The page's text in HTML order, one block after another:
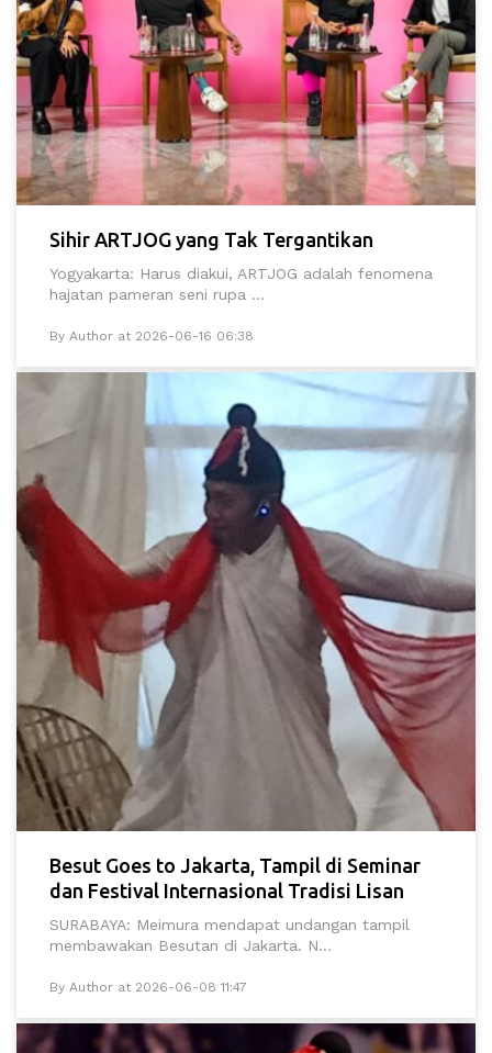
Sihir ARTJOG yang Tak Tergantikan
Yogyakarta: Harus diakui, ARTJOG adalah fenomena
hajatan pameran seni rupa ...
By Author at 2026-06-16 06:38
Besut Goes to Jakarta, Tampil di Seminar
dan Festival Internasional Tradisi Lisan
SURABAYA: Meimura mendapat undangan tampil
membawakan Besutan di Jakarta. N...
By Author at 2026-06-08 11:47